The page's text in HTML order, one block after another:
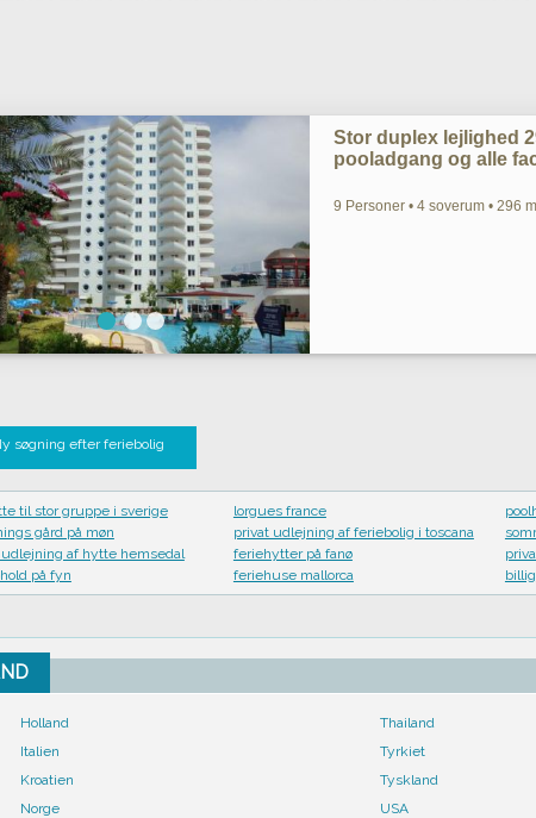
Stor duplex lejlighed
pooladgang og alle
9 Personer • 4 soverum • 296
søgning efter feriebolig
til stor gruppe i sverige
gård på møn
udlejning af hytte hemsedal
på fyn
lorgues france
privat udlejning af feriebolig i toscana
feriehytter på fanø
feriehuse mallorca
Holland
Italien
Kroatien
Norge
Thailand
Tyrkiet
Tyskland
USA